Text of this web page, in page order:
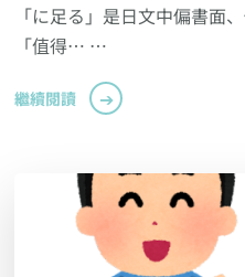
「に足る」是日文中偏書面
「值得… …
繼續閱讀